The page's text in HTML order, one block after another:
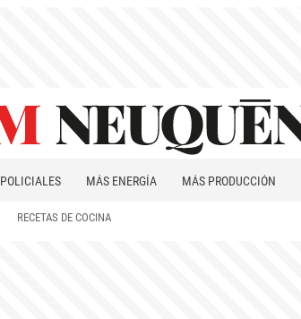
POLICIALES MÁS ENERGÍA MÁS PRODUCCIÓN
RECETAS DE COCINA